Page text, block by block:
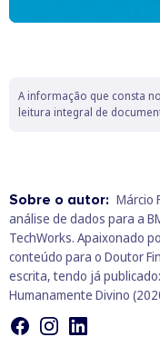
A informação que consta
leitura integral de
Sobre o autor: Márcio
análise de dados para a
TechWorks. Apaixonado
conteúdo para o Doutor
escrita, tendo já
Humanamente Divino